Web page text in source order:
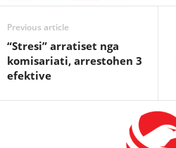
Previous article
“Stresi” arratiset nga
komisariati, arrestohen 3
efektive